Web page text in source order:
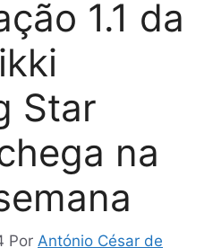
1.1 da
Star
na
Por António César de